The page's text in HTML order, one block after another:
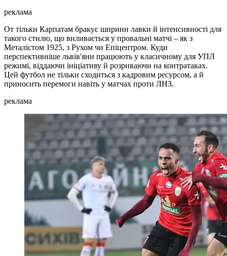
реклама
От тільки Карпатам бракує ширини лавки й інтенсивності для
такого стилю, що виливається у провальні матчі – як з
Металістом 1925, з Рухом чи Епіцентром. Куди
перспективніше львів'яни працюють у класичному для УПЛ
режимі, віддаючи ініціативу й розриваючи на контратаках.
Цей футбол не тільки сходиться з кадровим ресурсом, а й
приносить перемоги навіть у матчах проти ЛНЗ.
реклама